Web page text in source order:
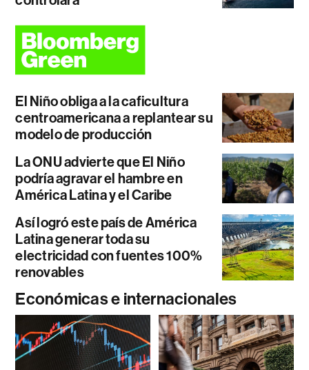
El Niño obliga a la caficultura
centroamericana a replantear su
modelo de producción
La ONU advierte que El Niño
podría agravar el hambre en
América Latina y el Caribe
Así logró este país de América
Latina generar toda su
electricidad con fuentes 100%
renovables
Económicas e internacionales